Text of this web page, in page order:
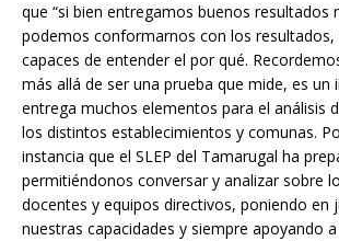
que “si bien entregamos buenos resultados
podemos conformarnos con los resultados,
capaces de entender el por qué.
más allá de ser una prueba que mide, es un
entrega muchos elementos para el análisis
los distintos establecimientos y comunas.
instancia que el SLEP del Tamarugal ha
permitiéndonos conversar y analizar sobre
docentes y equipos directivos, poniendo en
nuestras capacidades y siempre apoyando